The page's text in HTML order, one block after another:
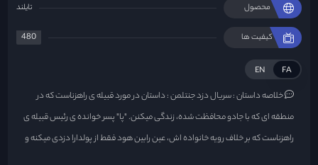
محصول تایلند
کیفیت ها 480
FA
EN
خلاصه داستان :سریال دزد جنتلمن : داستان در مورد قبیله ی راهزناست که در
منطقه ای که با جادو محافظت شده، زندگی میکنن. "پا" پسر خوانده ی رئیس قبیله ی
راهزناست که بر خلاف رویه خانواده اش، عین رابین هود فقط از پولدارا دزدی میکنه و